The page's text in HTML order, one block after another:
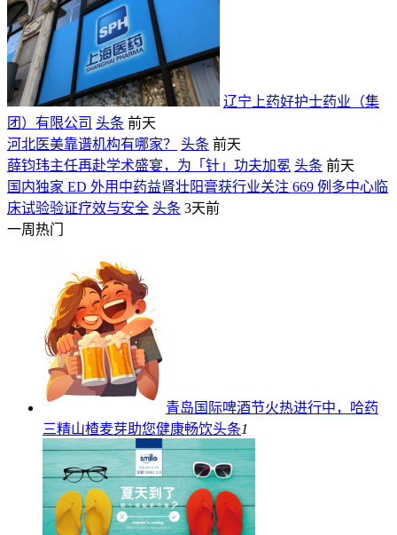
辽宁上药好护士药业（集
团）有限公司 头条 前天
河北医美靠谱机构有哪家？
头条 前天
薛钧玮主任再赴学术盛宴，为「针」功夫加冕 头条 前天
国内独家 ED 外用中药益肾壮阳膏获行业关注 669 例多中心临
床试验验证疗效与安全 头条 3天前
一周热门
青岛国际啤酒节火热进行中，哈药
三精山楂麦芽助您健康畅饮头条1